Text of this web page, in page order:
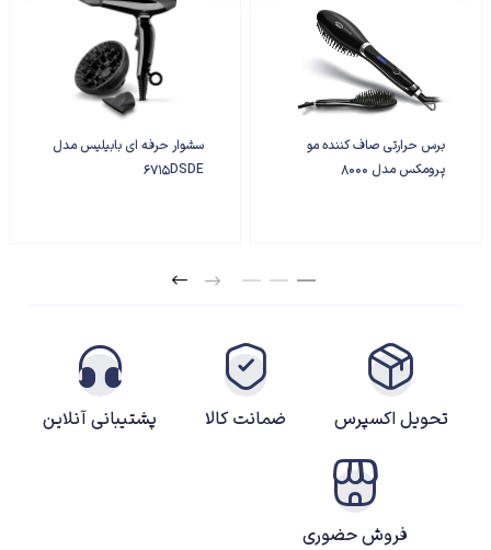
برای مشاوره بیشتر میتوانید در
ساعت کاری با شماره 09139651757
تماس حاصل فرمایید
برس حرارتی صاف کننده مو
پرومکس مدل 8000
سشوار حرفه ای بابیلیس مدل
6715DSDE
تحویل اکسپرس ضمانت کالا پشتیبانی آنلاین
فروش حضوری